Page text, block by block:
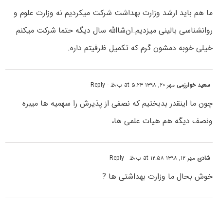
ما هم باید ارشد وزارت بهداشت شرکت میکردیم نه وزارت علوم و
روانشناسی بالینی میزدیم.ان‌شاالله سال دیگه حتما شرکت میکنم
خیلی خوبه دمشون گرم که تکمیل ظرفیتم داره.
سعید خوارزمی مهر ۲۰, ۱۳۹۸ at ۵:۲۳ ب٫ظ - Reply
چون ما اینقدر بدبختیم که نصفی از پذیرش را سهمیه ها میبره
ونصف دیگه هم هیات علمی ها،
شادی مهر ۱۲, ۱۳۹۸ at ۱۲:۵۸ ب٫ظ - Reply
خوش بحال ما وزارت بهداشتی ها ?